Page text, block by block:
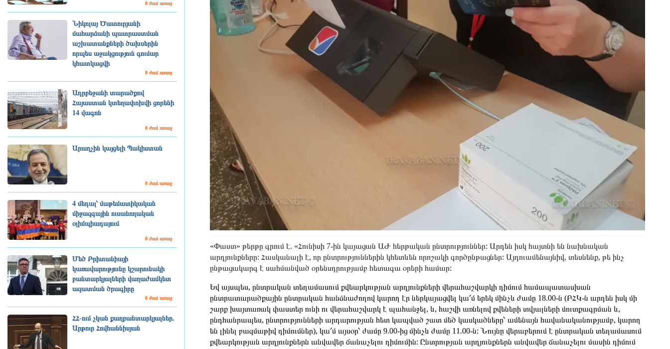
8 ժամ առաջ
Նիկոլայ Ծատուրյանի
մահարձանի պատրաստման
աշխատանքների ծախսերին
որպես աջակցություն գումար
կհատկացվի
8 ժամ առաջ
Ադրբեջանի տարածքով
Հայաստան կտեղափոխվի ցորենի
14 վագոն
8 ժամ առաջ
Արաղչին կայցելի Պակիստան
8 ժամ առաջ
4 մեդալ՝ մաթեմատիկական
միջազգային ուսանողական
օլիմպիադայում
8 ժամ առաջ
Մեծ Բրիտանիայի
կառավարությունը կշարունակի
բանտարկյալների վաղաժամկետ
ազատման ծրագիրը
8 ժամ առաջ
ՀՀ-ում չկան քաղբանտարկյալներ.
Արթուր Հովհաննիսյան
«Փաստ» թերթը գրում է. «Հունիսի 7-ին կայացան ԱԺ հերթական ընտրություններ: Արդեն իսկ հայտնի են նախնական
արդյունքները: Հասկանալի է, որ ընտրություններին կհետևեն որոշակի գործընթացներ: Այդուամենայնիվ, տեսնենք, թե ինչ
ընթացակարգ է սահմանված օրենսդրությամբ հետագա օրերի համար:
Եվ այսպես, ընտրական տեղամասում քվեարկության արդյունքների վերահաշվարկի դիմում համապատասխան
ընտրատարածքային ընտրական հանձնաժողով կարող էր ներկայացվել կա՛մ երեկ մինչև ժամը 18.00-ն (ԲՀԿ-ն արդեն իսկ մի
շարք խայտառակ փաստեր ունի ու վերահաշվարկ է պահանջել, և, հաշվի առնելով քվեների տվյալների մուտքագրման և,
ընդհանրապես, ընտրությունների արդարության հետ կապված շատ մեծ կասկածները՝ ամենայն հավանականությամբ, կարող
են լինել բազմաթիվ դիմումներ), կա՛մ այսօր՝ ժամը 9.00-ից մինչև ժամը 11.00-ն: Նույնը վերաբերում է ընտրական տեղամասում
քվեարկության արդյունքներն անվավեր ճանաչելու դիմումին: Ընտրության արդյունքներն անվավեր ճանաչելու մասին դիմում